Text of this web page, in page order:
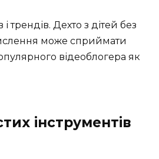
трендів. Дехто з дітей без
може сприймати
відеоблогера як
інструментів